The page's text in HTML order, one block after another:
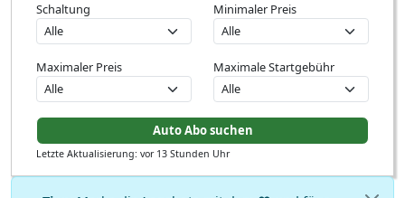
Schaltung Minimaler Preis
Maximaler Preis Maximale Startgebühr
Letzte Aktualisierung: vor 13 Stunden Uhr